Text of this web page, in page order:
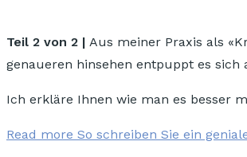
Teil 2 von 2 | Aus meiner Praxis als
genaueren hinsehen entpuppt es
Ich erkläre Ihnen wie man es besser
Read more So schreiben Sie ein